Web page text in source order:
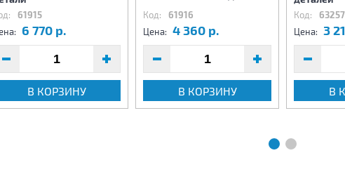
61915
6 770 р.
В КОРЗИНУ
Код: 61916
Цена: 4 360 р.
В КОРЗИНУ
Код: 63257
Цена: 3
В